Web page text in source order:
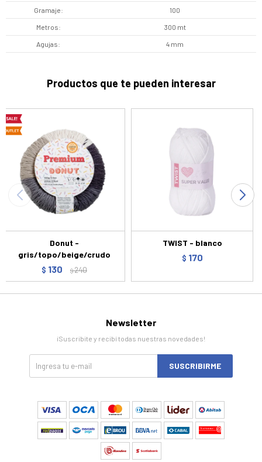
Gramaje 100
Metros 300 mt
Agujas 4 mm
Productos que te pueden interesar
Donut -
gris/topo/beige/crudo
$ 130 $240
TWIST - blanco
$ 170
Newsletter
¡Suscribite y recibí todas nuestras novedades!
SUSCRIBIRME